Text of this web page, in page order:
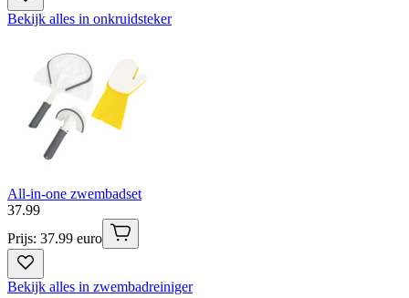
Bekijk alles in onkruidsteker
All-in-one zwembadset
37.99
Prijs: 37.99 euro
Bekijk alles in zwembadreiniger